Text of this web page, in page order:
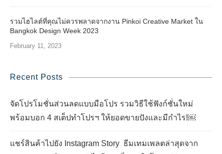
รวมไฮไลต์ที่คุณไม่ควรพลาดจากงาน Pinkoi Creative Market ใน
Bangkok Design Week 2023
February 11, 2023
Recent Posts
จัดโปรโมชั่นส่วนลดแบบมือโปร รวมวิธีใช้ฟังก์ชั่นใหม่
พร้อมบอก 4 สเต็ปทำโปรฯ ให้ยอดขายปังและมีกำไร!￼
แชร์สินค้าไปยัง Instagram Story ธีมเทมเพลตล่าสุดจาก